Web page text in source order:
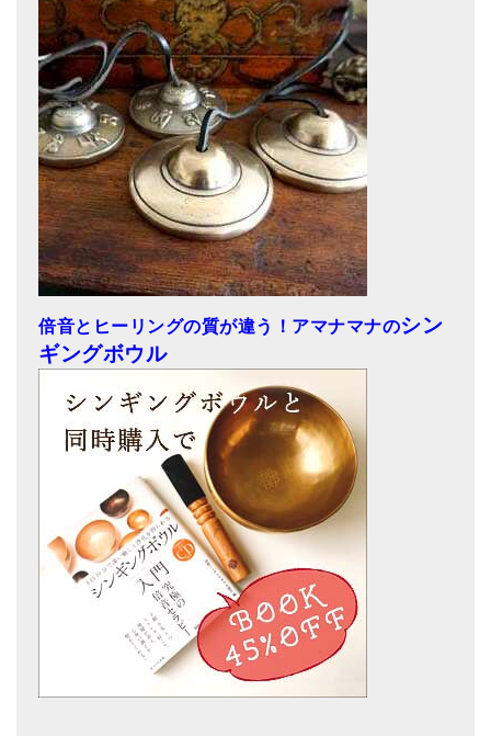
倍音とヒーリングの質が違う！アマナマナのシン
ギングボウル